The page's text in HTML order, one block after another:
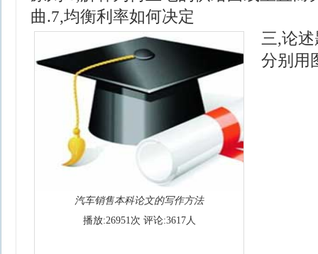
曲. 7,均衡利率如何决定
汽车销售本科论文的写作方法
播放:26951次 评论:3617人
三,论述
分别用